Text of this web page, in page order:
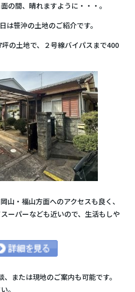
の間、晴れますように・・・。
は笹沖の土地のご紹介です。
の土地で、２号線バイパスまで400
山・福山方面へのアクセスも良く、
ーパーなども近いので、生活もしや
または現地のご案内も可能です。
。